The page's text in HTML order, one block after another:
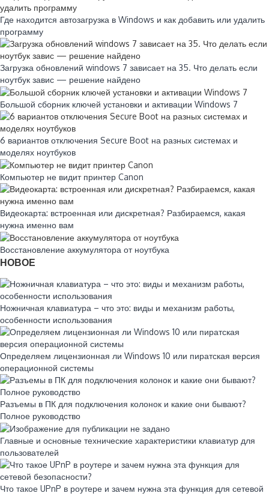
Где находится автозагрузка в Windows и как добавить или удалить
программу
Загрузка обновлений windows 7 зависает на 35. Что делать если
ноутбук завис — решение найдено
Большой сборник ключей установки и активации Windows 7
6 вариантов отключения Secure Boot на разных системах и
моделях ноутбуков
Компьютер не видит принтер Canon
Видеокарта: встроенная или дискретная? Разбираемся, какая
нужна именно вам
Восстановление аккумулятора от ноутбука
НОВОЕ
Ножничная клавиатура – что это: виды и механизм работы,
особенности использования
Определяем лицензионная ли Windows 10 или пиратская версия
операционной системы
Разъемы в ПК для подключения колонок и какие они бывают?
Полное руководство
Главные и основные технические характеристики клавиатур для
пользователей
Что такое UPnP в роутере и зачем нужна эта функция для сетевой